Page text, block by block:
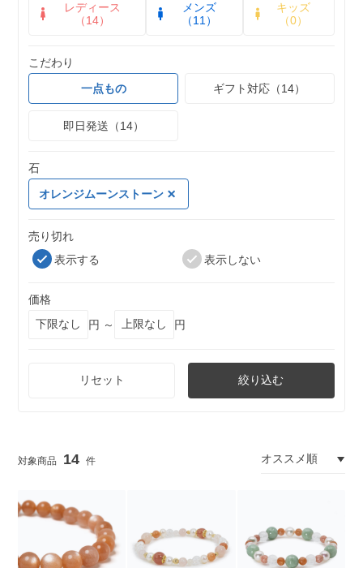
レディース
（14）
メンズ
（11）
キッズ
（0）
こだわり
一点もの
ギフト対応（14）
即日発送（14）
石
オレンジムーンストーン
売り切れ
表示する
表示しない
価格
円 ～
円
リセット 絞り込む
14